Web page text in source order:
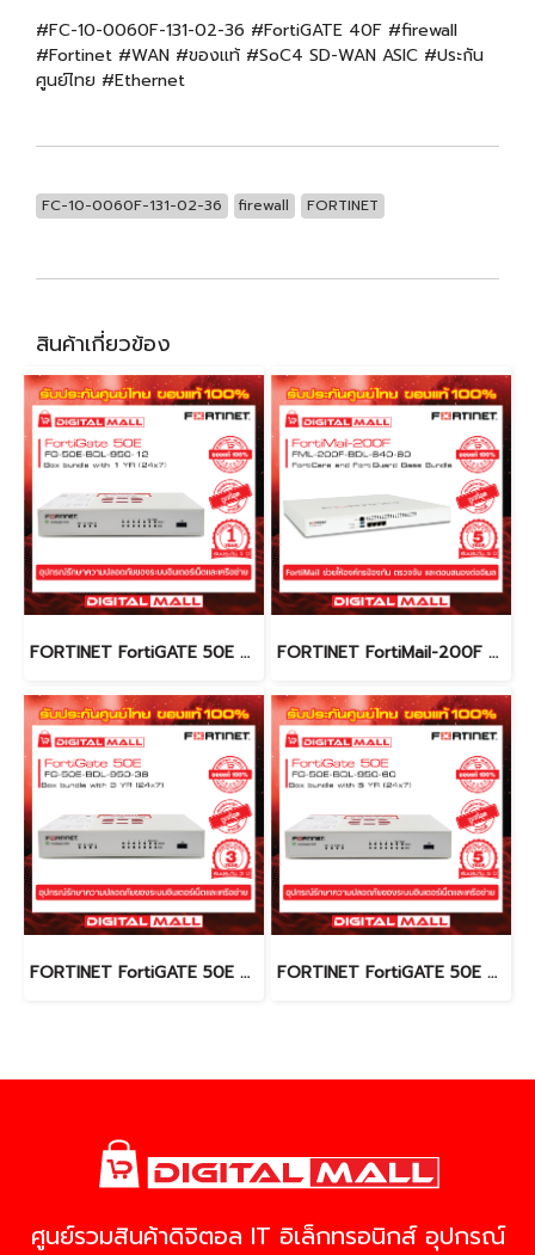
#FC-10-0060F-131-02-36 #FortiGATE 40F #firewall
#Fortinet #WAN #ของแท้ #SoC4 SD-WAN ASIC #ประกัน
ศูนย์ไทย #Ethernet
FC-10-0060F-131-02-36 firewall FORTINET
สินค้าเกี่ยวข้อง
FORTINET FortiGATE 50E FG-50E-BDL-950-12 (Firewall) รับประกัน 1 ปี FORTINET FortiMail-200F FML-200F-BDL-640-60 (Firewall) รับประกัน 5 ปี
FORTINET FortiGATE 50E FG-50E-BDL-950-36 (Firewall) รับประกัน 3 ปี FORTINET FortiGATE 50E FG-50E-BDL-950-60 (Firewall) รับประกัน 5 ปี
ศูนย์รวมสินค้าดิจิตอล IT อิเล็กทรอนิกส์ อุปกรณ์